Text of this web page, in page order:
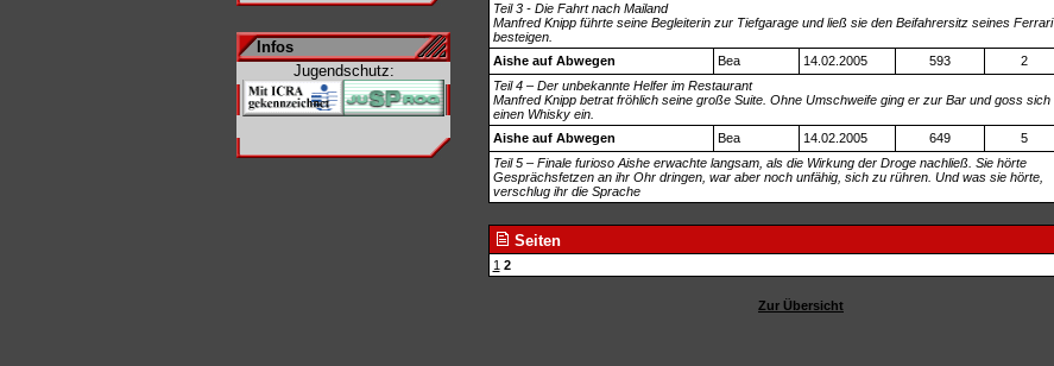
Infos
Jugendschutz:
Teil 3 - Die Fahrt nach Mailand
Manfred Knipp führte seine Begleiterin zur Tiefgarage und ließ sie den Beifahrersitz seines Ferrari
besteigen.
Aishe auf Abwegen Bea 14.02.2005 593 2
Teil 4 – Der unbekannte Helfer im Restaurant
Manfred Knipp betrat fröhlich seine große Suite. Ohne Umschweife ging er zur Bar und goss sich
einen Whisky ein.
Aishe auf Abwegen Bea 14.02.2005 649 5
Teil 5 – Finale furioso Aishe erwachte langsam, als die Wirkung der Droge nachließ. Sie hörte
Gesprächsfetzen an ihr Ohr dringen, war aber noch unfähig, sich zu rühren. Und was sie hörte,
verschlug ihr die Sprache
Seiten
1 2
Zur Übersicht